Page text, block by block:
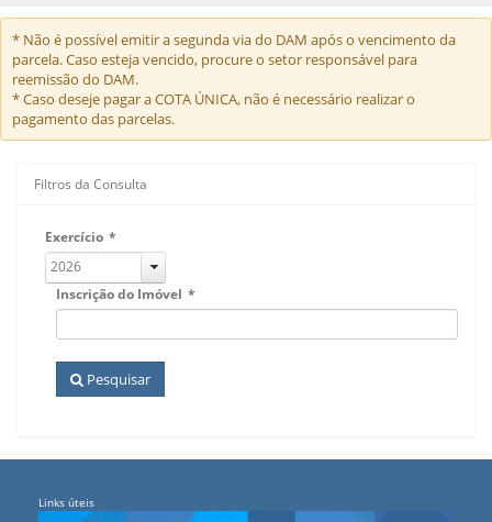
* Não é possível emitir a segunda via do DAM após o vencimento da
parcela. Caso esteja vencido, procure o setor responsável para
reemissão do DAM.
* Caso deseje pagar a COTA ÚNICA, não é necessário realizar o
pagamento das parcelas.
Filtros da Consulta
Exercício *
2026
Inscrição do Imóvel *
Pesquisar
Links úteis